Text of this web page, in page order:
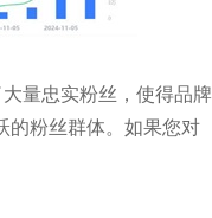
量忠实粉丝，使得品牌
的粉丝群体。如果您对